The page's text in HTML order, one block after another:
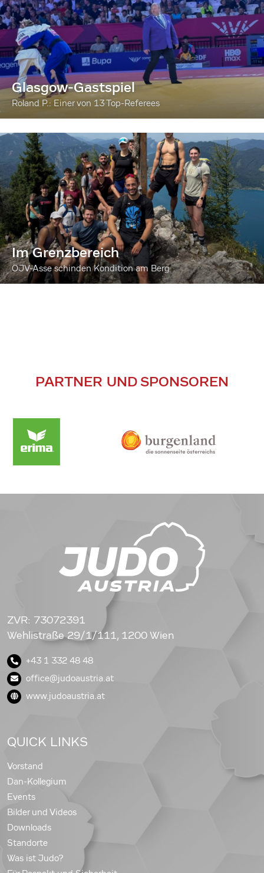
Glasgow-Gastspiel
Roland P.: Einer von 13 Top-Referees
Im Grenzbereich
ÖJV-Asse schinden Kondition am Berg
PARTNER UND SPONSOREN
ZVR: 73072391
Wehlistraße 29/1/111, 1200 Wien
+43 1 332 48 48
office@judoaustria.at
www.judoaustria.at
QUICK LINKS
Vorstand
Dan-Kollegium
Events
Bilder und Videos
Downloads
Standorte
Was ist Judo?